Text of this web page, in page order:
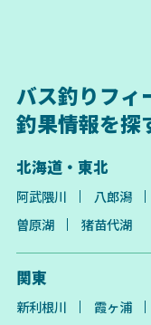
バス釣りフィ
釣果情報を探
北海道・東北
阿武隈川 八郎潟
曽原湖
猪苗代湖
関東
新利根川 霞ヶ浦